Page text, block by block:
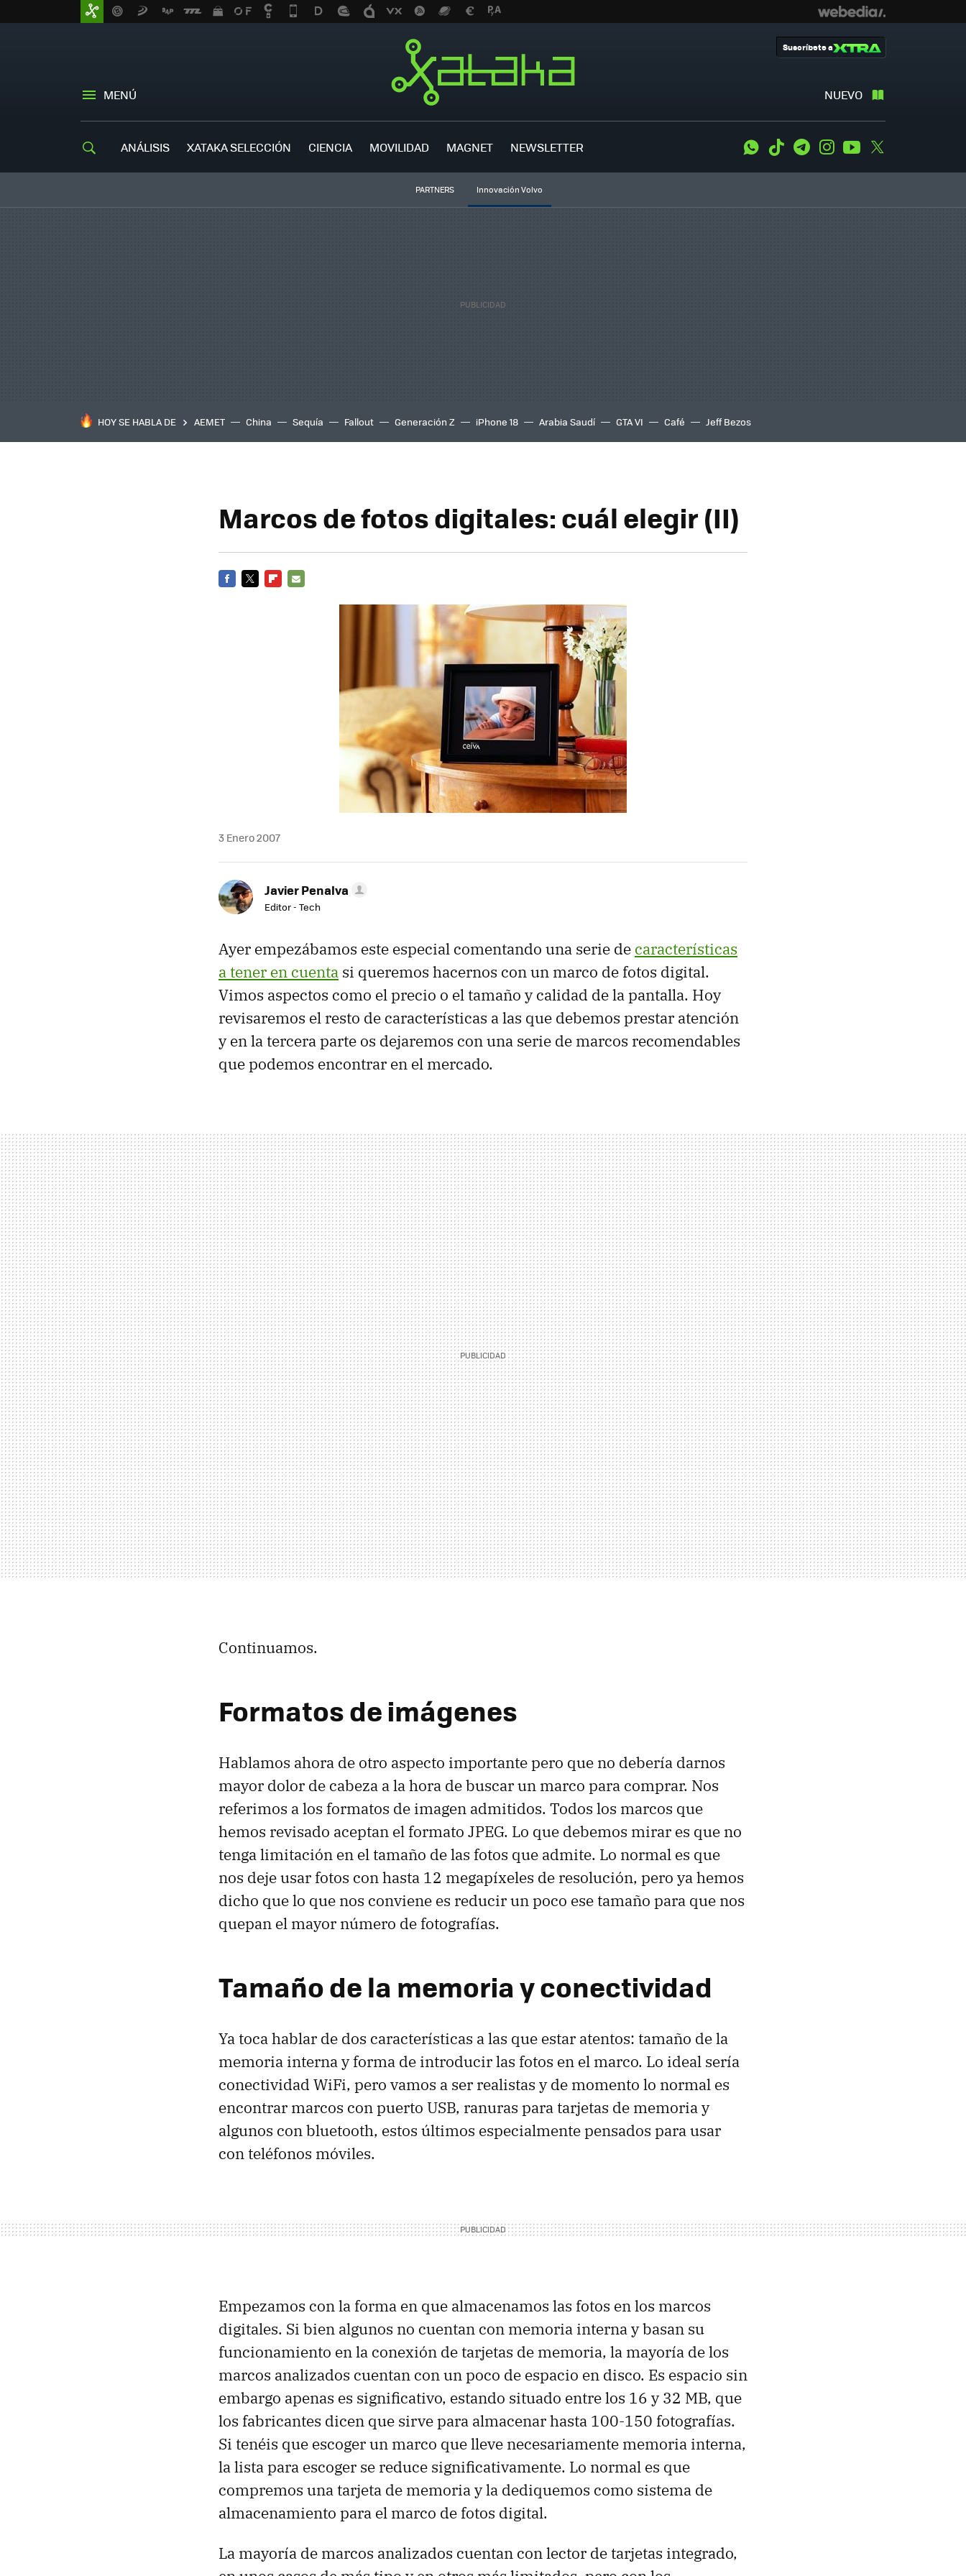
MENÚ NUEVO
Suscríbete a
ANÁLISIS XATAKA SELECCIÓN CIENCIA MOVILIDAD MAGNET NEWSLETTER WhatsApp
Tiktok TelegramInstagramYoutube
PARTNERS Innovación Volvo
HOY SE HABLA DE AEMET China Sequía Fallout Generación Z iPhone 18 Arabia Saudí GTA VI Café Jeff Bezos
Marcos de fotos digitales: cuál elegir (II)
3 Enero 2007
Javier Penalva
Editor - Tech
Ayer empezábamos este especial comentando una serie de características
a tener en cuenta si queremos hacernos con un marco de fotos digital.
Vimos aspectos como el precio o el tamaño y calidad de la pantalla. Hoy
revisaremos el resto de características a las que debemos prestar atención
y en la tercera parte os dejaremos con una serie de marcos recomendables
que podemos encontrar en el mercado.
Continuamos.
Formatos de imágenes
Hablamos ahora de otro aspecto importante pero que no debería darnos
mayor dolor de cabeza a la hora de buscar un marco para comprar. Nos
referimos a los formatos de imagen admitidos. Todos los marcos que
hemos revisado aceptan el formato JPEG. Lo que debemos mirar es que no
tenga limitación en el tamaño de las fotos que admite. Lo normal es que
nos deje usar fotos con hasta 12 megapíxeles de resolución, pero ya hemos
dicho que lo que nos conviene es reducir un poco ese tamaño para que nos
quepan el mayor número de fotografías.
Tamaño de la memoria y conectividad
Ya toca hablar de dos características a las que estar atentos: tamaño de la
memoria interna y forma de introducir las fotos en el marco. Lo ideal sería
conectividad WiFi, pero vamos a ser realistas y de momento lo normal es
encontrar marcos con puerto USB, ranuras para tarjetas de memoria y
algunos con bluetooth, estos últimos especialmente pensados para usar
con teléfonos móviles.
Empezamos con la forma en que almacenamos las fotos en los marcos
digitales. Si bien algunos no cuentan con memoria interna y basan su
funcionamiento en la conexión de tarjetas de memoria, la mayoría de los
marcos analizados cuentan con un poco de espacio en disco. Es espacio sin
embargo apenas es significativo, estando situado entre los 16 y 32 MB, que
los fabricantes dicen que sirve para almacenar hasta 100-150 fotografías.
Si tenéis que escoger un marco que lleve necesariamente memoria interna,
la lista para escoger se reduce significativamente. Lo normal es que
compremos una tarjeta de memoria y la dediquemos como sistema de
almacenamiento para el marco de fotos digital.
La mayoría de marcos analizados cuentan con lector de tarjetas integrado,